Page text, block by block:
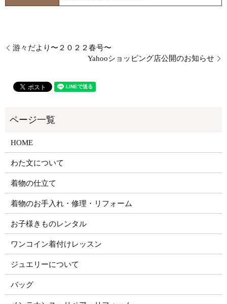
游々だより〜２０２２春号〜
Yahooショッピング店公開のお知らせ
HOME
わた文について
着物の仕立て
着物のお手入れ・修理・リフォーム
お子様きものレンタル
ワンコイン着付けレッスン
ジュエリーについて
バッグ